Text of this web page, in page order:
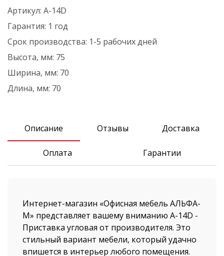
Артикул: А-14D
Гарантия: 1 год
Срок производства: 1-5 рабочих дней
Высота, мм: 75
Ширина, мм: 70
Длина, мм: 70
Описание Отзывы Доставка
Оплата Гарантии
Интернет-магазин «Офисная мебель АЛЬФА-
М» представляет вашему вниманию А-14D -
Приставка угловая от производителя. Это
стильный вариант мебели, который удачно
впишется в интерьер любого помещения.